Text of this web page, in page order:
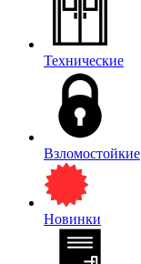
Технические
Взломостойкие
Новинки